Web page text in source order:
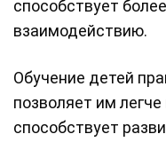
способствует
взаимодействию.
Обучение детей
позволяет им
способствует